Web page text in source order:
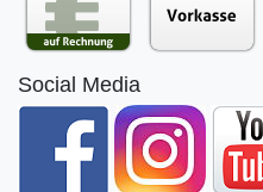
Social Media